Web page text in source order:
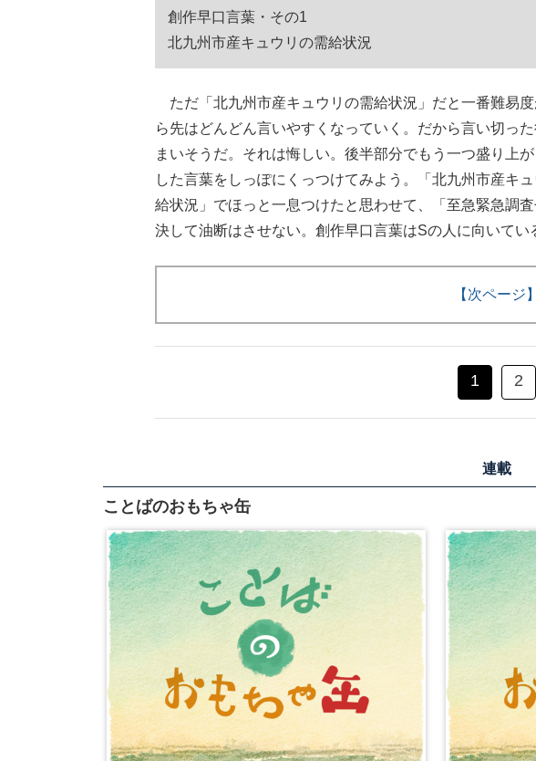
創作早口言葉・その1
北九州市産キュウリの需給状況
ただ「北九州市産キュウリの需給状況」だと一番難易
ら先はどんどん言いやすくなっていく。だから言い切っ
まいそうだ。それは悔しい。後半部分でもう一つ盛り上
した言葉をしっぽにくっつけてみよう。「北九州市産キ
給状況」でほっと一息つけたと思わせて、「至急緊急調
決して油断はさせない。創作早口言葉はSの人に向いてい
【次ページ】
1 2
連載
ことばのおもちゃ缶